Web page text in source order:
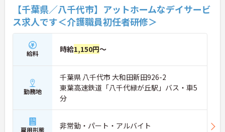
【千葉県／八千代市】アットホームなデイサービ
ス求人です＜介護職員初任者研修＞
給料 時給1,150円～
勤務地
千葉県 八千代市 大和田新田926-2
東葉高速鉄道「八千代緑が丘駅」バス・車5
分
雇用形態 非常勤・パート・アルバイト